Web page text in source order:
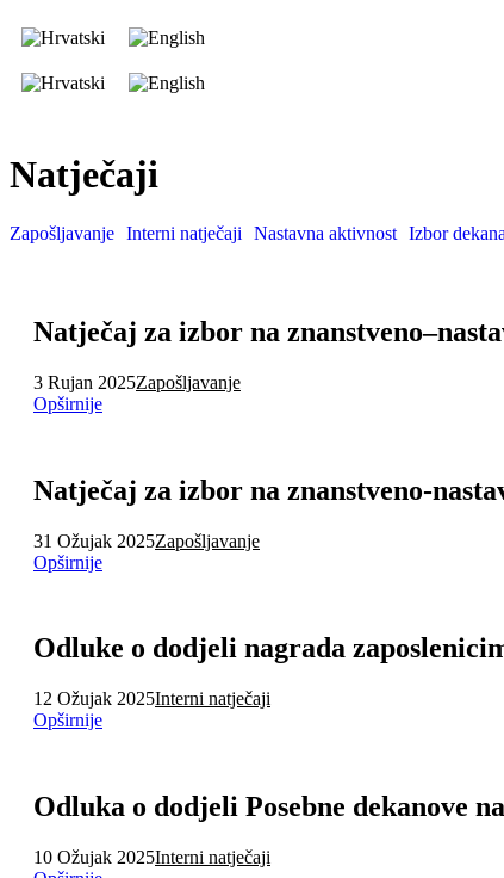
Natječaji
Zapošljavanje Interni natječaji Nastavna aktivnost Izbor dekana
Natječaj za izbor na
3 Rujan 2025Zapošljavanje
Opširnije
Natječaj za izbor na znanstveno-
31 Ožujak 2025Zapošljavanje
Opširnije
Odluke o dodjeli nagrada
12 Ožujak 2025Interni natječaji
Opširnije
Odluka o dodjeli Posebne dekanove
10 Ožujak 2025Interni natječaji